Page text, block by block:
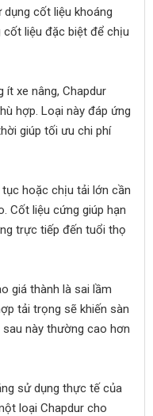
cốt liệu khoáng
cốt liệu đặc biệt để chịu
ít xe nâng, Chapdur
hợp. Loại này đáp ứng
giúp tối ưu chi phí
hoặc chịu tải lớn cần
Cốt liệu cứng giúp hạn
trực tiếp đến tuổi thọ
giá thành là sai lầm
tải trọng sẽ khiến sàn
này thường cao hơn
sử dụng thực tế của
loại Chapdur cho